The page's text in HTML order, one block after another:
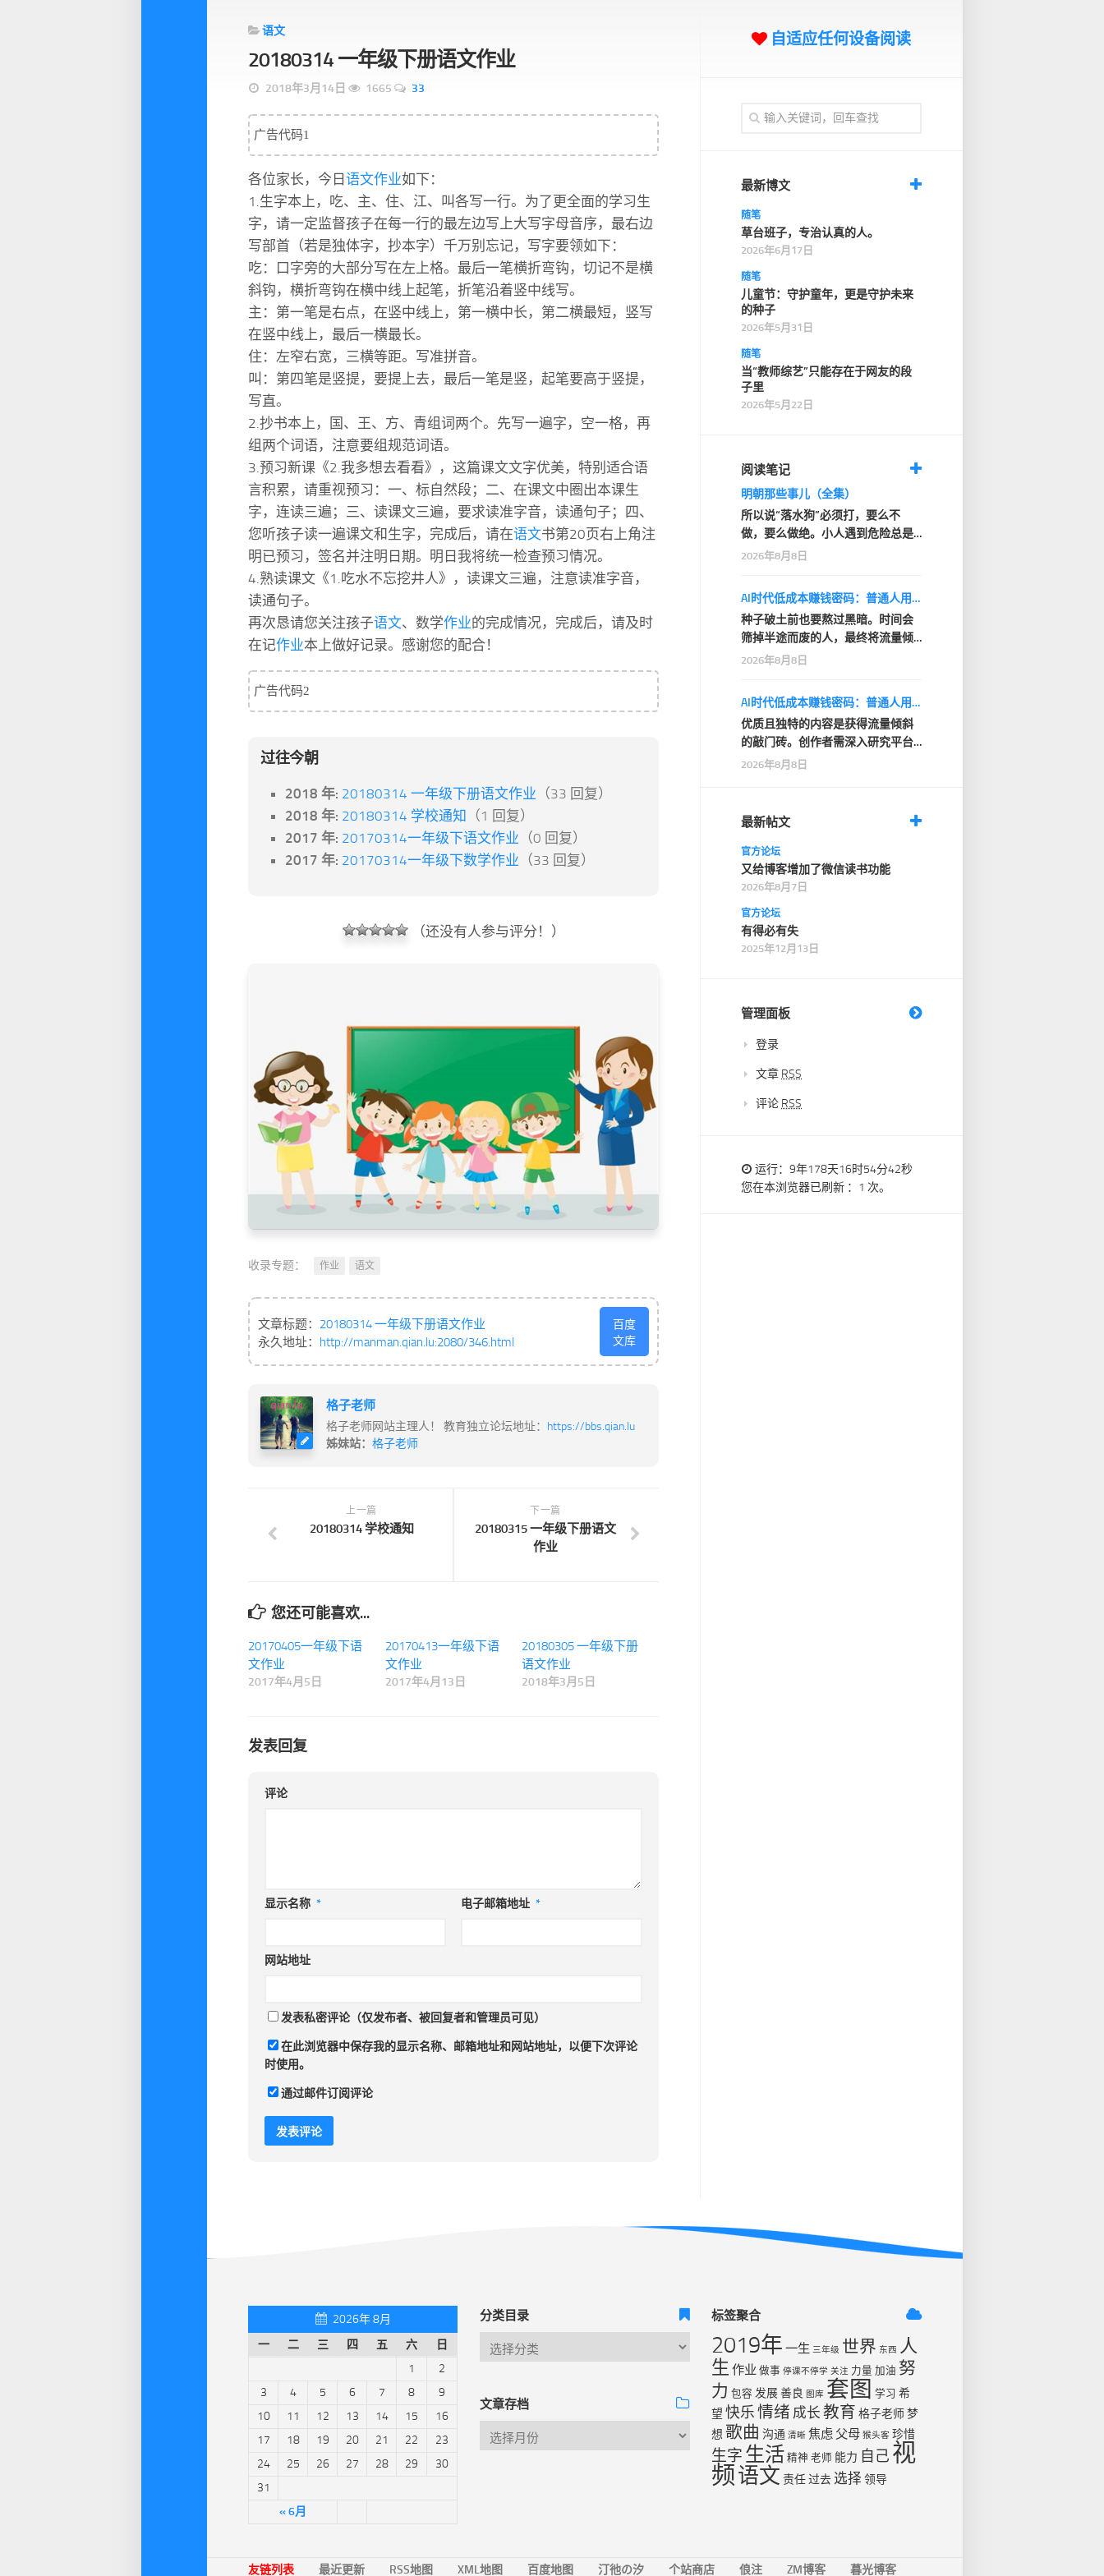
语文
20180314 一年级下册语文作业
2018年3月14日 1665 33
广告代码1
各位家长，今日 语文作业如下：
1.生字本上，吃、主、住、江、叫各写一行。为了更全面的学习生
字，请一定监督孩子在每一行的最左边写上大写字母音序，最右边
写部首（若是独体字，抄本字）千万别忘记，写字要领如下：
吃：口字旁的大部分写在左上格。最后一笔横折弯钩，切记不是横
斜钩，横折弯钩在横中线上起笔，折笔沿着竖中线写。
主：第一笔是右点，在竖中线上，第一横中长，第二横最短，竖写
在竖中线上，最后一横最长。
住：左窄右宽，三横等距。写准拼音。
叫：第四笔是竖提，要提上去，最后一笔是竖，起笔要高于竖提，
写直。
2.抄书本上，国、王、方、青组词两个。先写一遍字，空一格，再
组两个词语，注意要组规范词语。
3.预习新课《2.我多想去看看》，这篇课文文字优美，特别适合语
言积累，请重视预习：一、标自然段；二、在课文中圈出本课生
字，连读三遍；三、读课文三遍，要求读准字音，读通句子；四、
您听孩子读一遍课文和生字，完成后，请在语文书第20页右上角注
明已预习，签名并注明日期。明日我将统一检查预习情况。
4.熟读课文《1.吃水不忘挖井人》，读课文三遍，注意读准字音，
读通句子。
再次恳请您关注孩子语文、数学作业的完成情况，完成后，请及时
在记作业本上做好记录。感谢您的配合！
广告代码2
过往今朝
2018 年: 20180314 一年级下册语文作业 （33 回复）
2018 年: 20180314 学校通知 （1 回复）
2017 年: 20170314一年级下语文作业 （0 回复）
2017 年: 20170314一年级下数学作业 （33 回复）
（还没有人参与评分！）
收录专题： 作业 语文
文章标题： 20180314 一年级下册语文作业
永久地址： http://manman.qian.lu:2080/346.html
百度
文库
格子老师
格子老师网站主理人！ 教育独立论坛地址： https://bbs.qian.lu
姊妹站： 格子老师
下一篇
20180315 一年级下册语文
作业
上一篇
20180314 学校通知
您还可能喜欢...
20170405一年级下语
文作业
2017年4月5日
20170413一年级下语
文作业
2017年4月13日
20180305 一年级下册
语文作业
2018年3月5日
发表回复
评论
显示名称 * 电子邮箱地址 *
网站地址
发表私密评论（仅发布者、被回复者和管理员可见）
在此浏览器中保存我的显示名称、邮箱地址和网站地址，以便下次评论
时使用。
通过邮件订阅评论
自适应任何设备阅读
最新博文
随笔
草台班子，专治认真的人。
2026年6月17日
随笔
儿童节：守护童年，更是守护未来
的种子
2026年5月31日
随笔
当“教师综艺”只能存在于网友的段
子里
2026年5月22日
阅读笔记
明朝那些事儿（全集）
所以说“落水狗”必须打，要么不
做，要么做绝。小人遇到危险总是
会厚脸皮的摇尾乞怜，…
2026年8月8日
AI时代低成本赚钱密码：普通人用AI小项目建立现金流
种子破土前也要熬过黑暗。时间会
筛掉半途而废的人，最终将流量倾
斜给长期坚持的创作…
2026年8月8日
AI时代低成本赚钱密码：普通人用AI小项目建立现金流
优质且独特的内容是获得流量倾斜
的敲门砖。创作者需深入研究平台
的内容偏好，在保证…
2026年8月8日
最新帖文
官方论坛
又给博客增加了微信读书功能
2026年8月7日
官方论坛
有得必有失
2025年12月13日
管理面板
登录
文章 RSS
评论 RSS
运行：9年178天16时54分42秒
您在本浏览器已刷新 ：1 次。
2026年 8月
一
二 三 四 五 六 日
« 6月
1
2
3
4 5 6 7 8
9
10
11 12 13 14 15
16
17
18 19 20 21 22
23
24
25 26 27 28 29
30
31
分类目录
文章存档
标签聚合
2019年 一生 三年级 世界 东西 人
生 作业 做事 停课不停学 关注 力量 加油 努
力 包容 发展善良 图库 套图 学习 希
望 快乐情绪 成长 教育 格子老师梦
想 歌曲 沟通 清晰 焦虑 父母 猴头客 珍惜
生字 生活 精神 老师 能力 自己 视
频语文 责任过去 选择 领导
友链列表 最近更新 RSS地图 XML地图 百度地图 汀彵の汐 个站商店 俍注 ZM博客 暮光博客